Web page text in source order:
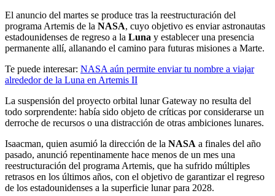
El anuncio del martes se produce tras la reestructuración del
programa Artemis de la NASA, cuyo objetivo es enviar astronautas
estadounidenses de regreso a la Luna y establecer una presencia
permanente allí, allanando el camino para futuras misiones a Marte.
Te puede interesar: NASA aún permite enviar tu nombre a viajar
alrededor de la Luna en Artemis II
La suspensión del proyecto orbital lunar Gateway no resulta del
todo sorprendente: había sido objeto de críticas por considerarse un
derroche de recursos o una distracción de otras ambiciones lunares.
Isaacman, quien asumió la dirección de la NASA a finales del año
pasado, anunció repentinamente hace menos de un mes una
reestructuración del programa Artemis, que ha sufrido múltiples
retrasos en los últimos años, con el objetivo de garantizar el regreso
de los estadounidenses a la superficie lunar para 2028.